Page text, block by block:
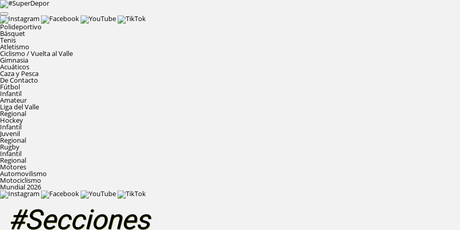
Polideportivo
Básquet
Tenis
Atletismo
Ciclismo / Vuelta al Valle
Gimnasia
Acuáticos
Caza y Pesca
De Contacto
Fútbol
Infantil
Amateur
Liga del Valle
Regional
Hockey
Infantil
Juvenil
Regional
Rugby
Infantil
Regional
Motores
Automovilismo
Motociclismo
Mundial 2026
#Secciones